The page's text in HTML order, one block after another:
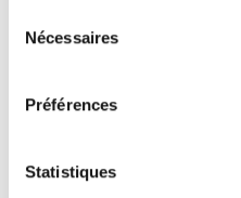
Nécessaires
Préférences
Statistiques